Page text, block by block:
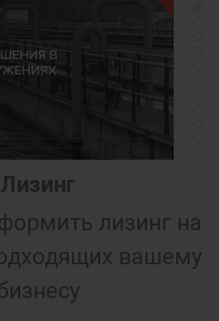
Лизинг
лизинг на
вашему